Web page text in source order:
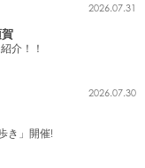
2026.07.31
介！！
2026.07.30
き」開催!